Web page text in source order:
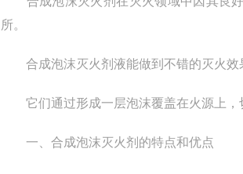
所。
合成泡沫灭火剂液能做到不错的灭火效
它们通过形成一层泡沫覆盖在火源上，
一、合成泡沫灭火剂的特点和优点